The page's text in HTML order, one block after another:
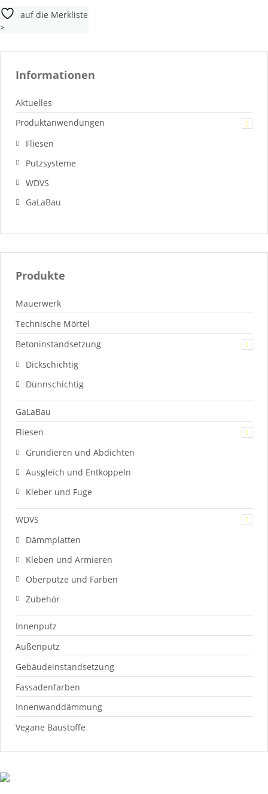
auf die Merkliste
>
Informationen
Aktuelles
Produktanwendungen
Fliesen
Putzsysteme
WDVS
GaLaBau
Produkte
Mauerwerk
Technische Mörtel
Betoninstandsetzung
Dickschichtig
Dünnschichtig
GaLaBau
Fliesen
Grundieren und Abdichten
Ausgleich und Entkoppeln
Kleber und Fuge
WDVS
Dämmplatten
Kleben und Armieren
Oberputze und Farben
Zubehör
Innenputz
Außenputz
Gebäudeinstandsetzung
Fassadenfarben
Innenwanddämmung
Vegane Baustoffe